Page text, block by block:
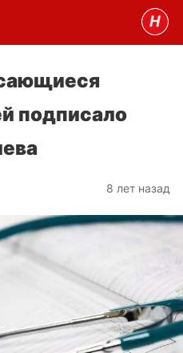
подписало
8 лет назад